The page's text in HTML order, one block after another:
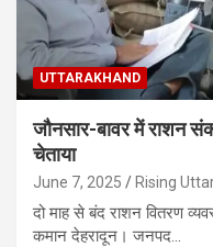
UTTARAKHAND
जौनसार-बावर में राशन
चेताया
June 7, 2025 Rising
दो माह से बंद राशन वितरण
कमान देहरादून। जनपद…